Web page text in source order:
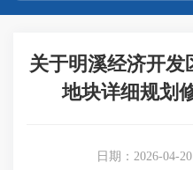
关于明溪经济开发
地块详细规划
日期：2026-04-